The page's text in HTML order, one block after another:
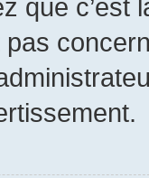
que c’est
pas